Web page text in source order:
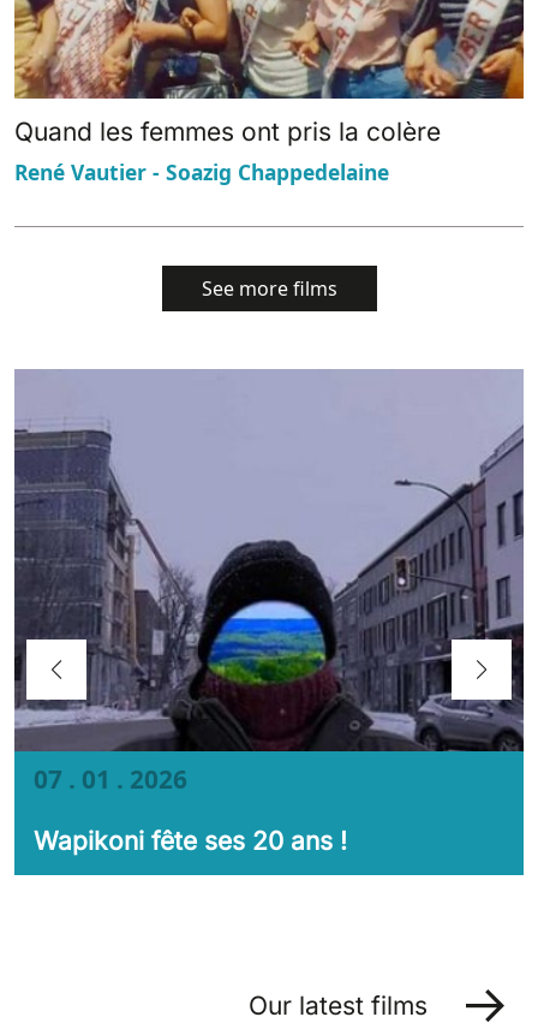
Quand les femmes ont pris la colère
René Vautier - Soazig Chappedelaine
See more films
07 . 01 . 2026
Wapikoni fête ses 20 ans !
Our latest films